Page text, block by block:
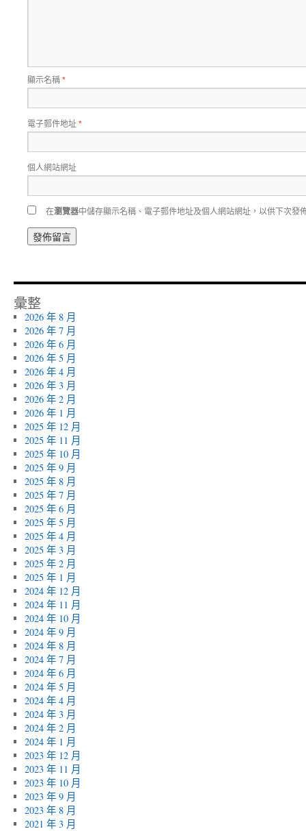
顯示名稱*
電子郵件地址*
個人網站網址
在瀏覽器中儲存顯示名稱、電子郵件地址及個人網站網址，以供下次發
彙整
2026 年 8 月
2026 年 7 月
2026 年 6 月
2026 年 5 月
2026 年 4 月
2026 年 3 月
2026 年 2 月
2026 年 1 月
2025 年 12 月
2025 年 11 月
2025 年 10 月
2025 年 9 月
2025 年 8 月
2025 年 7 月
2025 年 6 月
2025 年 5 月
2025 年 4 月
2025 年 3 月
2025 年 2 月
2025 年 1 月
2024 年 12 月
2024 年 11 月
2024 年 10 月
2024 年 9 月
2024 年 8 月
2024 年 7 月
2024 年 6 月
2024 年 5 月
2024 年 4 月
2024 年 3 月
2024 年 2 月
2024 年 1 月
2023 年 12 月
2023 年 11 月
2023 年 10 月
2023 年 9 月
2023 年 8 月
2021 年 3 月